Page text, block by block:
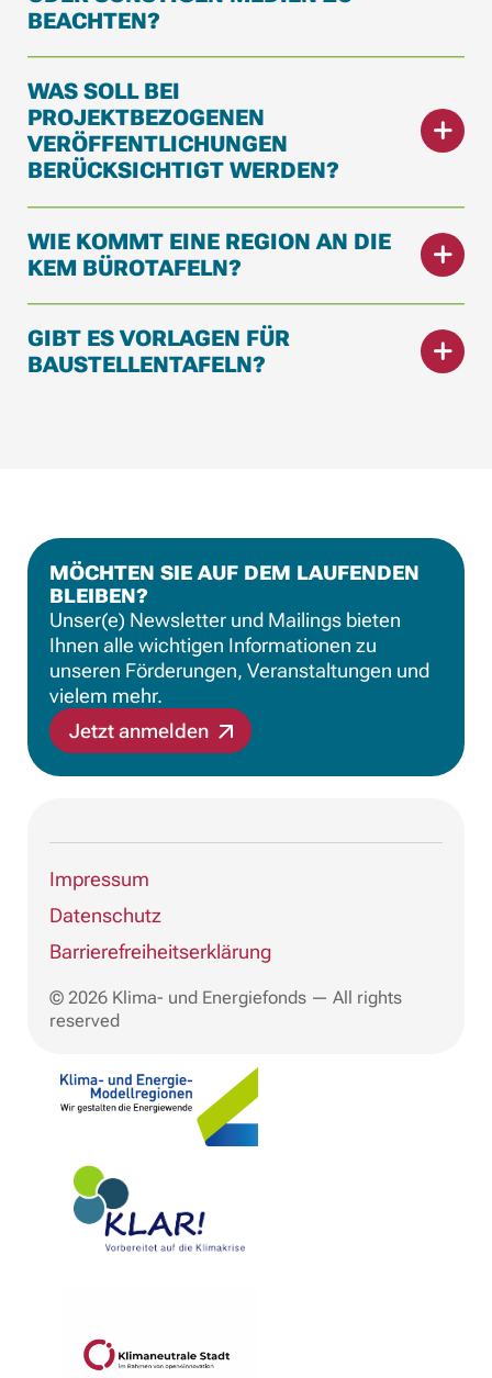
BEACHTEN?
WAS SOLL BEI
PROJEKTBEZOGENEN
VERÖFFENTLICHUNGEN
BERÜCKSICHTIGT WERDEN?
WIE KOMMT EINE REGION AN DIE
KEM BÜROTAFELN?
GIBT ES VORLAGEN FÜR
BAUSTELLENTAFELN?
MÖCHTEN SIE AUF DEM LAUFENDEN
BLEIBEN?
Unser(e) Newsletter und Mailings bieten
Ihnen alle wichtigen Informationen zu
unseren Förderungen, Veranstaltungen und
vielem mehr.
Jetzt anmelden
Impressum
Datenschutz
Barrierefreiheitserklärung
© 2026 Klima- und Energiefonds — All rights
reserved